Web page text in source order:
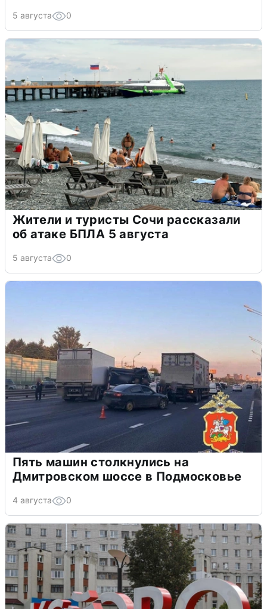
5 августа 0
Жители и туристы Сочи рассказали
об атаке БПЛА 5 августа
5 августа 0
Пять машин столкнулись на
Дмитровском шоссе в Подмосковье
4 августа 0